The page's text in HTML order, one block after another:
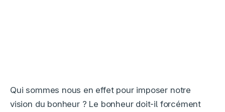
Qui sommes nous en effet pour imposer notre
vision du bonheur ? Le bonheur doit-il forcément